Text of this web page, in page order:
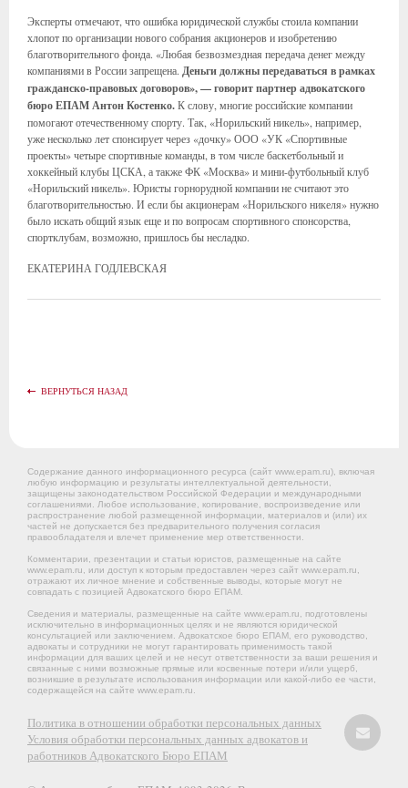
Эксперты отмечают, что ошибка юридической службы стоила компании
хлопот по организации нового собрания акционеров и изобретению
благотворительного фонда. «Любая безвозмездная передача денег между
компаниями в России запрещена. Деньги должны передаваться в рамках
гражданско-правовых договоров», — говорит партнер адвокатского
бюро ЕПАМ Антон Костенко.К слову, многие российские компании
помогают отечественному спорту. Так, «Норильский никель», например,
уже несколько лет спонсирует через «дочку» ООО «УК «Спортивные
проекты» четыре спортивные команды, в том числе баскетбольный и
хоккейный клубы ЦСКА, а также ФК «Москва» и мини-футбольный клуб
«Норильский никель». Юристы горнорудной компании не считают это
благотворительностью. И если бы акционерам «Норильского никеля» нужно
было искать общий язык еще и по вопросам спортивного спонсорства,
спортклубам, возможно, пришлось бы несладко.
ЕКАТЕРИНА ГОДЛЕВСКАЯ
ВЕРНУТЬСЯ НАЗАД
Содержание данного информационного ресурса (сайт www.epam.ru), включая
любую информацию и результаты интеллектуальной деятельности,
защищены законодательством Российской Федерации и международными
соглашениями. Любое использование, копирование, воспроизведение или
распространение любой размещенной информации, материалов и (или) их
частей не допускается без предварительного получения согласия
правообладателя и влечет применение мер ответственности.
Комментарии, презентации и статьи юристов, размещенные на сайте
www.epam.ru, или доступ к которым предоставлен через сайт www.epam.ru,
отражают их личное мнение и собственные выводы, которые могут не
совпадать с позицией Адвокатского бюро ЕПАМ.
Сведения и материалы, размещенные на сайте www.epam.ru, подготовлены
исключительно в информационных целях и не являются юридической
консультацией или заключением. Адвокатское бюро ЕПАМ, его руководство,
адвокаты и сотрудники не могут гарантировать применимость такой
информации для ваших целей и не несут ответственности за ваши решения и
связанные с ними возможные прямые или косвенные потери и/или ущерб,
возникшие в результате использования информации или какой-либо ее части,
содержащейся на сайте www.epam.ru.
Политика в отношении обработки персональных данных
Условия обработки персональных данных адвокатов и
работников Адвокатского Бюро ЕПАМ